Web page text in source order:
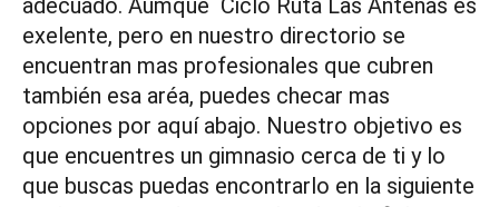
exelente, pero en nuestro directorio se
encuentran mas profesionales que cubren
también esa aréa, puedes checar mas
opciones por aquí abajo. Nuestro objetivo es
que encuentres un gimnasio cerca de ti y lo
que buscas puedas encontrarlo en la siguiente